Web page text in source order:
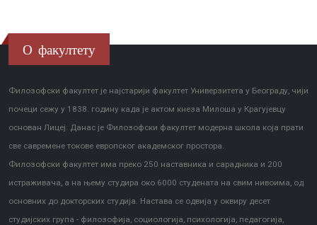
О факултету
Филозофски факултет је најстарији факултет Универзитета у Београду, чији
почеци сежу у 1838. годину када је актом кнеза Милоша у Крагујевцу
основан Лицеј. Данас је Филозофски факултет модерна школа која прати
све савремене токове европског академског простора.
Филозофски факултет има преко 250 наставника и сарадника и 200
истраживача, а на њему студира око 6000 студената на свим нивоима, од
основних до докторских студија. Настава се одвија у оквиру десет
студијских група - филозофија, социологија, психологија, педагогија,